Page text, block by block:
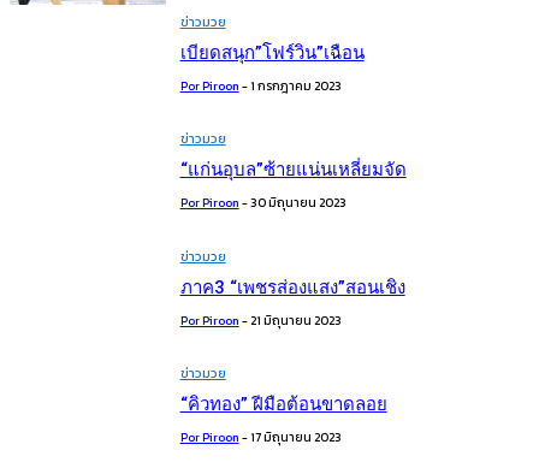
ข่าวมวย
เบียดสนุก”โฟร์วิน”เฉือน
Por Piroon - 1 กรกฎาคม 2023
ข่าวมวย
“แก่นอุบล”ซ้ายแน่นเหลี่ยมจัด
Por Piroon -30 มิถุนายน 2023
ข่าวมวย
ภาค3 “เพชรส่องแสง”สอนเชิง
Por Piroon -21 มิถุนายน 2023
ข่าวมวย
“คิวทอง” ฝีมือต้อนขาดลอย
Por Piroon - 17 มิถุนายน 2023